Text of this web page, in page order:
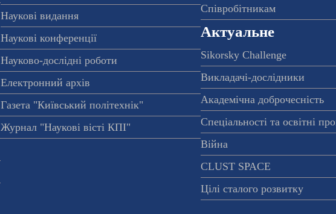
Наукові видання
Наукові конференції
Науково-дослідні роботи
Електронний архів
Газета "Київський політехнік"
Журнал "Наукові вісті КПІ"
Співробітникам
Актуальне
Sikorsky Challenge
Викладачі-дослідники
Академічна доброчесність
Спеціальності та освітні
Війна
CLUST SPACE
Цілі сталого розвитку